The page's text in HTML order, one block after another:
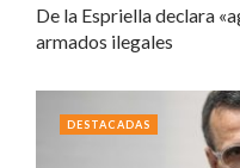
De la Espriella declara
armados ilegales
DESTACADAS